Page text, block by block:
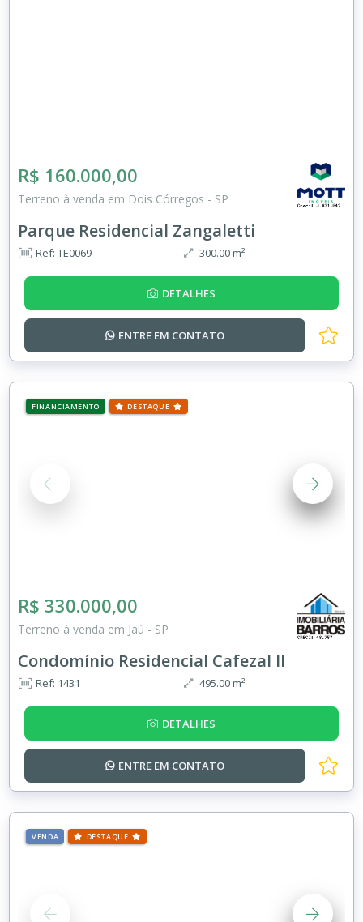
R$ 160.000,00
Terreno à venda em Dois Córregos - SP
Parque Residencial Zangaletti
Ref: TE0069 300.00 m²
DETALHES
ENTRE EM CONTATO
FINANCIAMENTO DESTAQUE
R$ 330.000,00
Terreno à venda em Jaú - SP
Condomínio Residencial Cafezal II
Ref: 1431 495.00 m²
DETALHES
ENTRE EM CONTATO
VENDA DESTAQUE